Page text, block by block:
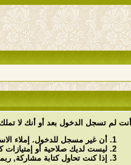
أنت لم تسجل الدخول بعد أو أنك لا
أن غير مسجل للدخول. إملاء
ليست لديك صلاحية أو
إذا كنت تحاول كتابة مشاركة,